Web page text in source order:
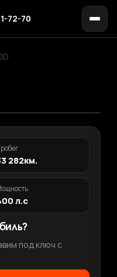
72-70
282км.
л.с
под ключ с